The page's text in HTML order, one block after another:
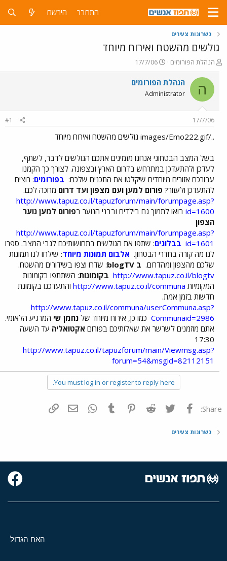
התחבר הירשם
כשרונות צעירים
גולשים מהשטח ואירוח מיוחד
פ
ו
ת
ח
ה
ו
ש
הנהלת הפורומים
פ
ו
ר
ם
ר
17/7/06
ה הנהלת הפורומים
Administrator
17/7/06
#1
../images/Emo222.gif גולשים מהשטח ואירוח מיוחד
בשל המצב הבטחוני אנחנו מזמינים אתכם הגולשים לדבר, לשתף,
לעדכן ולהתעדכן במתרחש בדרום הארץ ובצפונה. לצורך כך הקמנו
עבורכם אזורים מיוחדים שיקלטו את התכנים שלכם: בפורומים: רוצים
להתעדכן ולעזור? פורום למען ועם מצפון ועד דרום מחכה לכם.
http://www.tapuz.co.il/tapuzforum/main/forumpage.asp?
id=1600 בואו לתמוך גם בילדים ובבני הנוער בפורום למען נוער
הצפון
http://www.tapuz.co.il/tapuzforum/main/forumpage.asp?
id=1601 בבלוגים: שתפו את הגולשים בתחושותיכם לגבי המצב. ספרו
לנו מה קורה בחדרי הבטחון. אלבום תמונות מיוחד: שילחו לנו תמונות
שלכם מהצפון ומהדרום. ב blogTV
: שדרו וצפו בשידורים מהשטח.
http://www.tapuz.co.il/blogtv בקומונות: השתתפו בקומונות
המקומיות http://www.tapuz.co.il/communa והתעדכנו בקומונת
חדשות בזמן אמת.
http://www.tapuz.co.il/communa/userCommuna.asp?
Communaid=2986 כמו כן, אירוח מיוחד של נחמן שי המרגיע הלאומי.
אתם מוזמנים לשרשר את שאלותיכם בפורום אקטואליה עד השעה
17:30
http://www.tapuz.co.il/tapuzforum/main/Viewmsg.asp?
forum=54&msgid=82112151
You must log in or register to reply here.
Share: פייסבוק Twitter
Reddit
Pinterest
Tumblr
WhatsAppדואר אלקטרוני
כשרונות צעירים
האח הגדול